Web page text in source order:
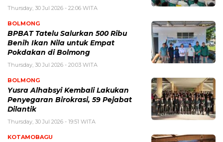
Thursday, 30 Jul 2026 - 22:06 WITA
BOLMONG
BPBAT Tatelu Salurkan 500 Ribu
Benih Ikan Nila untuk Empat
Pokdakan di Bolmong
Thursday, 30 Jul 2026 - 20:03 WITA
BOLMONG
Yusra Alhabsyi Kembali Lakukan
Penyegaran Birokrasi, 59 Pejabat
Dilantik
Thursday, 30 Jul 2026 - 19:51 WITA
KOTAMOBAGU